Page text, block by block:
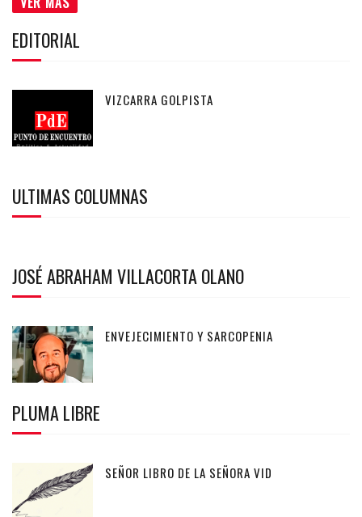
EDITORIAL
VIZCARRA GOLPISTA
ULTIMAS COLUMNAS
JOSÉ ABRAHAM VILLACORTA OLANO
ENVEJECIMIENTO Y SARCOPENIA
PLUMA LIBRE
SEÑOR LIBRO DE LA SEÑORA VID